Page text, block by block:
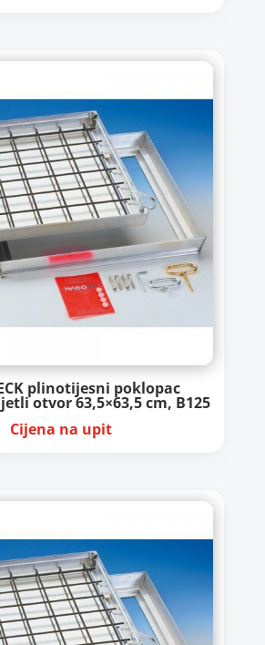
plinotijesni poklopac
otvor 63,5×63,5 cm, B125
Cijena na upit